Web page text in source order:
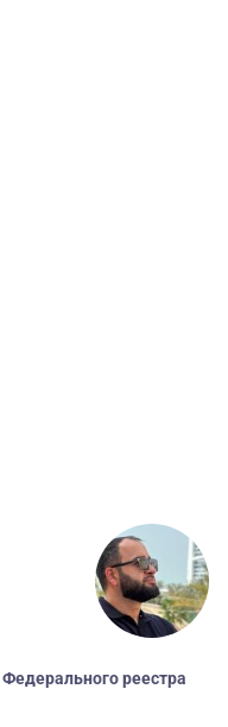
Федерального реестра